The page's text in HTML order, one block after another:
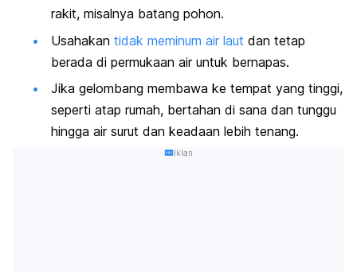
rakit, misalnya batang pohon.
Usahakan tidak meminum air laut dan tetap
berada di permukaan air untuk bernapas.
Jika gelombang membawa ke tempat yang tinggi,
seperti atap rumah, bertahan di sana dan tunggu
hingga air surut dan keadaan lebih tenang.
Iklan